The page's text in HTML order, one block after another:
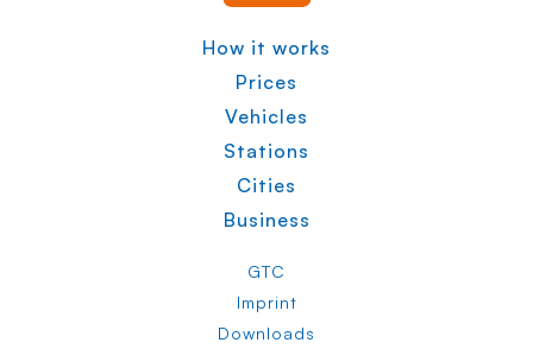
How it works
Prices
Vehicles
Stations
Cities
Business
GTC
Imprint
Downloads